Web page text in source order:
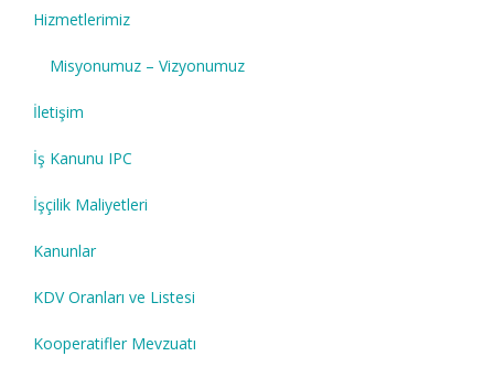
Hizmetlerimiz
Misyonumuz – Vizyonumuz
İletişim
İş Kanunu IPC
İşçilik Maliyetleri
Kanunlar
KDV Oranları ve Listesi
Kooperatifler Mevzuatı